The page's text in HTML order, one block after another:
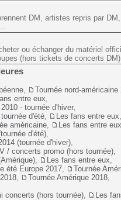
DM, artistes repris par
ou échanger du matériel
(hors tickets de concerts DM)
Tournée nord-américaine
entre eux
- tournée d'hiver
d'été
Les fans entre eux
américaine
Les fans entre eux
d'été)
(tournée d'hiver)
/ concerts promo (hors tournée)
Les fans entre eux
été Europe 2017
Tournée
Tournée Amérique 2018
concerts (hors tournée)
Les